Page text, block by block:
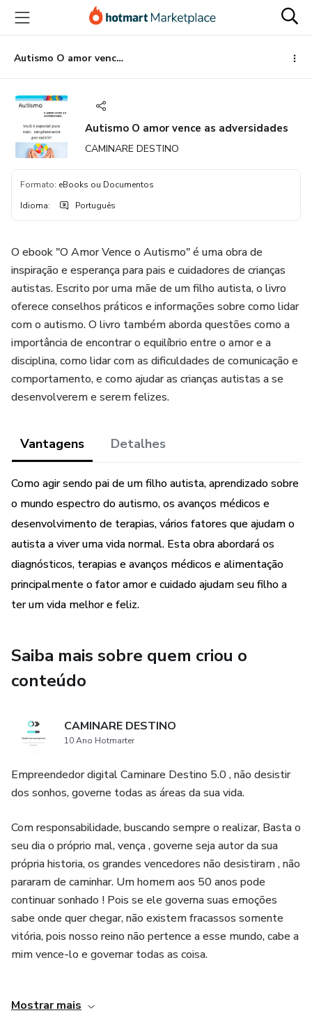
para
conteúdo
principal
para
pagamento
para
rodapé
Autismo O amor vence as adversidades
Autismo O amor vence as adversidades
CAMINARE DESTINO
Formato: eBooks ou Documentos
Idioma: Português
O ebook "O Amor Vence o Autismo" é uma obra de
inspiração e esperança para pais e cuidadores de crianças
autistas. Escrito por uma mãe de um filho autista, o livro
oferece conselhos práticos e informações sobre como lidar
com o autismo. O livro também aborda questões como a
importância de encontrar o equilíbrio entre o amor e a
disciplina, como lidar com as dificuldades de comunicação e
comportamento, e como ajudar as crianças autistas a se
desenvolverem e serem felizes.
Vantagens Detalhes
Como agir sendo pai de um filho autista, aprendizado sobre
o mundo espectro do autismo, os avanços médicos e
desenvolvimento de terapias, vários fatores que ajudam o
autista a viver uma vida normal. Esta obra abordará os
diagnósticos, terapias e avanços médicos e alimentação
principalmente o fator amor e cuidado ajudam seu filho a
ter um vida melhor e feliz.
Saiba mais sobre quem criou o
conteúdo
CAMINARE DESTINO
10 Ano Hotmarter
Empreendedor digital Caminare Destino 5.0 , não desistir
dos sonhos, governe todas as áreas da sua vida.
Com responsabilidade, buscando sempre o realizar, Basta o
seu dia o próprio mal, vença , governe seja autor da sua
própria historia, os grandes vencedores não desistiram , não
pararam de caminhar. Um homem aos 50 anos pode
continuar sonhado ! Pois se ele governa suas emoções
sabe onde quer chegar, não existem fracassos somente
vitória, pois nosso reino não pertence a esse mundo, cabe a
mim vence-lo e governar todas as coisa.
Mostrar mais